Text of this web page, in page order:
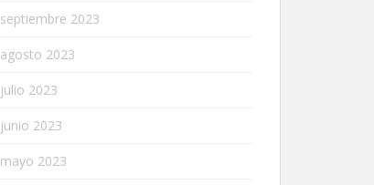
septiembre 2023
agosto 2023
julio 2023
junio 2023
mayo 2023